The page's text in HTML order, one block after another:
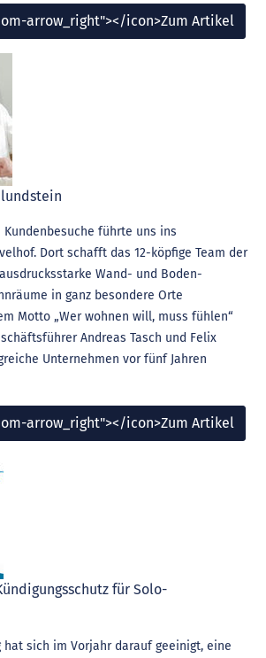
arrow_right"></icon>Zum Artikel
führte uns ins
Dort schafft das 12-köpfige Team der
Wand- und Boden-
in ganz besondere Orte
Motto „Wer wohnen will, muss fühlen“
Andreas Tasch und Felix
Unternehmen vor fünf Jahren
arrow_right"></icon>Zum Artikel
für Solo-
hat sich im Vorjahr darauf geeinigt, eine